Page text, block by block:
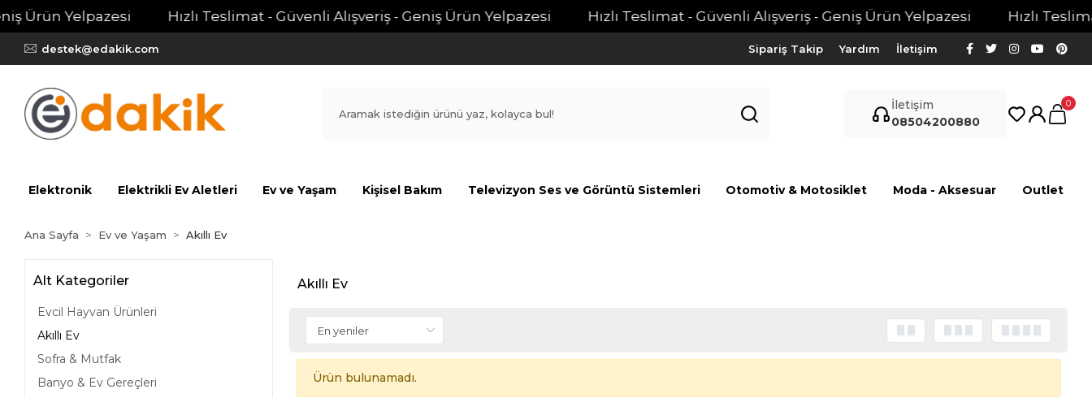
Ürün Yelpazesi Hızlı Teslimat - Güvenli Alışveriş - Geniş Ürün Yelpazesi Hızlı Teslimat - Güvenli Alışveriş - Geniş Ürün Yelpazesi Hızlı
destek@edakik.com Sipariş Takip Yardım İletişim
İletişim
08504200880
0
Elektronik Elektrikli Ev Aletleri Ev ve Yaşam Kişisel Bakım Televizyon Ses ve Görüntü Sistemleri Otomotiv & Motosiklet Moda - Aksesuar Outlet
Ana Sayfa Ev ve Yaşam Akıllı Ev
Alt Kategoriler
Evcil Hayvan Ürünleri
Akıllı Ev
Sofra & Mutfak
Banyo & Ev Gereçleri
Akıllı Ev
Ürün bulunamadı.